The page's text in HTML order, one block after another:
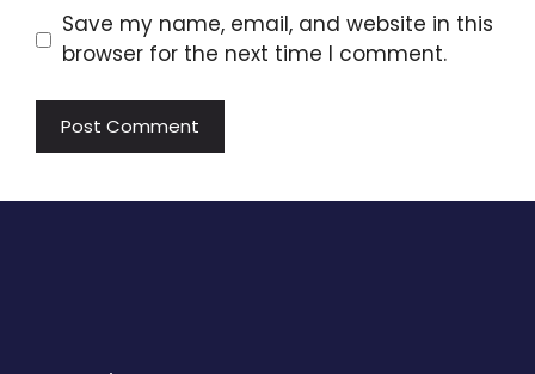
Save my name, email, and website in this
browser for the next time I comment.